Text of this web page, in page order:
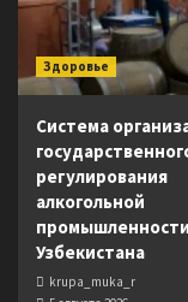
Здоровье
Система
регулирования
алкогольной
промышленности
Узбекистана
krupa_muka_r